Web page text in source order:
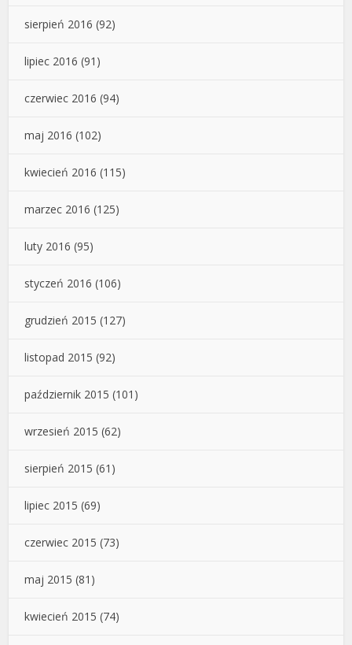
sierpień 2016 (92)
lipiec 2016 (91)
czerwiec 2016 (94)
maj 2016 (102)
kwiecień 2016 (115)
marzec 2016 (125)
luty 2016 (95)
styczeń 2016 (106)
grudzień 2015 (127)
listopad 2015 (92)
październik 2015 (101)
wrzesień 2015 (62)
sierpień 2015 (61)
lipiec 2015 (69)
czerwiec 2015 (73)
maj 2015 (81)
kwiecień 2015 (74)